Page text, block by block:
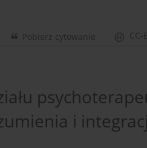
CC-
Pobierz cytowanie
i